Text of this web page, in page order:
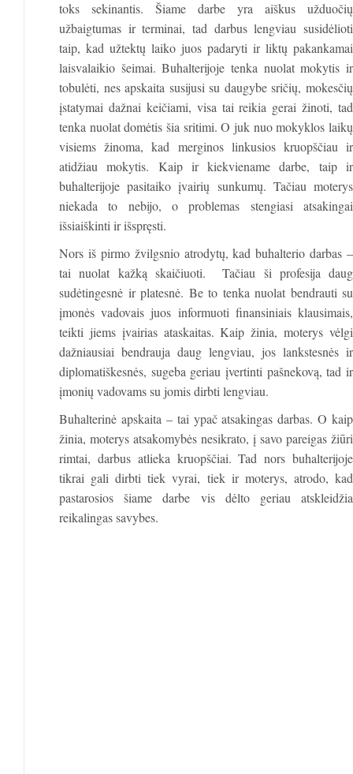
toks sekinantis. Šiame darbe yra aiškus užduočių
užbaigtumas ir terminai, tad darbus lengviau susidėlioti
taip, kad užtektų laiko juos padaryti ir liktų pakankamai
laisvalaikio šeimai. Buhalterijoje tenka nuolat mokytis ir
tobulėti, nes apskaita susijusi su daugybe sričių, mokesčių
įstatymai dažnai keičiami, visa tai reikia gerai žinoti, tad
tenka nuolat domėtis šia sritimi. O juk nuo mokyklos laikų
visiems žinoma, kad merginos linkusios kruopščiau ir
atidžiau mokytis. Kaip ir kiekviename darbe, taip ir
buhalterijoje pasitaiko įvairių sunkumų. Tačiau moterys
niekada to nebijo, o problemas stengiasi atsakingai
išsiaiškinti ir išspręsti.
Nors iš pirmo žvilgsnio atrodytų, kad buhalterio darbas –
tai nuolat kažką skaičiuoti. Tačiau ši profesija daug
sudėtingesnė ir platesnė. Be to tenka nuolat bendrauti su
įmonės vadovais juos informuoti finansiniais klausimais,
teikti jiems įvairias ataskaitas. Kaip žinia, moterys vėlgi
dažniausiai bendrauja daug lengviau, jos lankstesnės ir
diplomatiškesnės, sugeba geriau įvertinti pašnekovą, tad ir
įmonių vadovams su jomis dirbti lengviau.
Buhalterinė apskaita – tai ypač atsakingas darbas. O kaip
žinia, moterys atsakomybės nesikrato, į savo pareigas žiūri
rimtai, darbus atlieka kruopščiai. Tad nors buhalterijoje
tikrai gali dirbti tiek vyrai, tiek ir moterys, atrodo, kad
pastarosios šiame darbe vis dėlto geriau atskleidžia
reikalingas savybes.